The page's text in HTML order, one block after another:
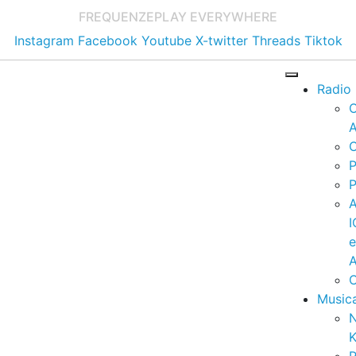
FREQUENZEPLAY EVERYWHERE
Instagram Facebook Youtube X-twitter Threads Tiktok
Radio
e